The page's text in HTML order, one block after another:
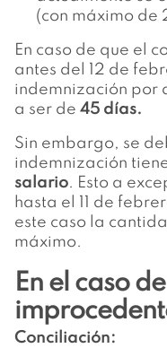
(con máximo de
En caso de que el
antes del 12 de
indemnización por
a ser de 45 días.
Sin embargo, se
indemnización
salario. Esto a
hasta el 11 de
este caso la
máximo.
En el caso
Conciliación: